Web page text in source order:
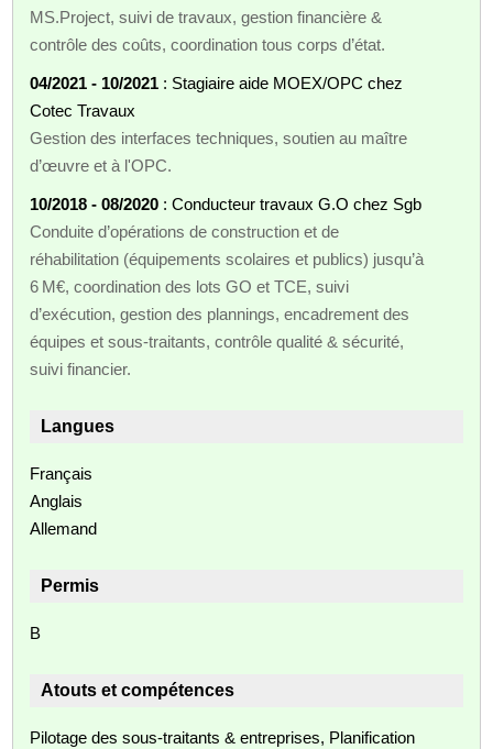
MS.Project, suivi de travaux, gestion financière &
contrôle des coûts, coordination tous corps d’état.
04/2021 - 10/2021 : Stagiaire aide MOEX/OPC chez
Cotec Travaux
Gestion des interfaces techniques, soutien au maître
d’œuvre et à l'OPC.
10/2018 - 08/2020 : Conducteur travaux G.O chez Sgb
Conduite d’opérations de construction et de
réhabilitation (équipements scolaires et publics) jusqu’à
6 M€, coordination des lots GO et TCE, suivi
d’exécution, gestion des plannings, encadrement des
équipes et sous‑traitants, contrôle qualité & sécurité,
suivi financier.
Langues
Français
Anglais
Allemand
Permis
B
Atouts et compétences
Pilotage des sous‑traitants & entreprises, Planification